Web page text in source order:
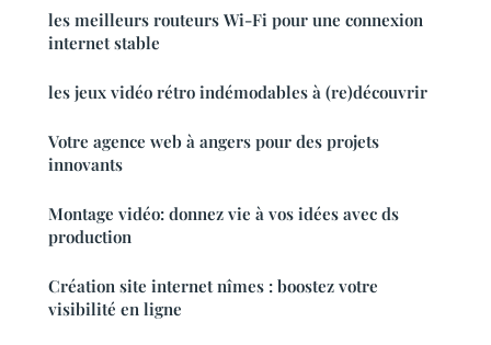
les meilleurs routeurs Wi-Fi pour une connexion
internet stable
les jeux vidéo rétro indémodables à (re)découvrir
Votre agence web à angers pour des projets
innovants
Montage vidéo: donnez vie à vos idées avec ds
production
Création site internet nîmes : boostez votre
visibilité en ligne